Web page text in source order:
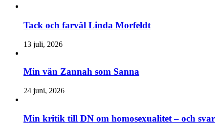
Tack och farväl Linda Morfeldt
13 juli, 2026
Min vän Zannah som Sanna
24 juni, 2026
Min kritik till DN om homosexualitet – och svar